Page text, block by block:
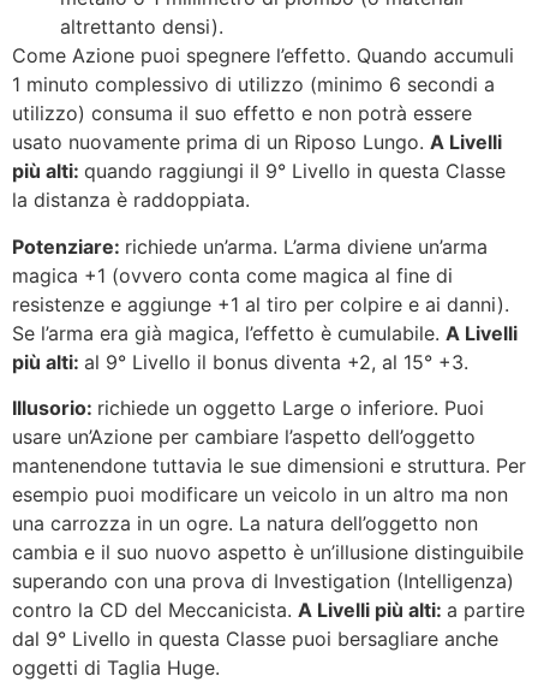
altrettanto densi).
Come Azione puoi spegnere l’effetto. Quando accumuli
1 minuto complessivo di utilizzo (minimo 6 secondi a
utilizzo) consuma il suo effetto e non potrà essere
usato nuovamente prima di un Riposo Lungo. A Livelli
più alti: quando raggiungi il 9° Livello in questa Classe
la distanza è raddoppiata.
Potenziare: richiede un’arma. L’arma diviene un’arma
magica +1 (ovvero conta come magica al fine di
resistenze e aggiunge +1 al tiro per colpire e ai danni).
Se l’arma era già magica, l’effetto è cumulabile. A Livelli
più alti: al 9° Livello il bonus diventa +2, al 15° +3.
Illusorio: richiede un oggetto Large o inferiore. Puoi
usare un’Azione per cambiare l’aspetto dell’oggetto
mantenendone tuttavia le sue dimensioni e struttura. Per
esempio puoi modificare un veicolo in un altro ma non
una carrozza in un ogre. La natura dell’oggetto non
cambia e il suo nuovo aspetto è un’illusione distinguibile
superando con una prova di Investigation (Intelligenza)
contro la CD del Meccanicista. A Livelli più alti: a partire
dal 9° Livello in questa Classe puoi bersagliare anche
oggetti di Taglia Huge.